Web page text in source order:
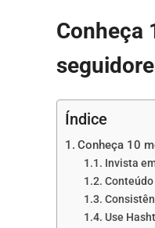
Conheça
Índice
Conheça 10
Invista
Use